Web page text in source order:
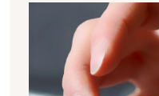
Conseils
d'hypertension
On t'a
artérielle et tu